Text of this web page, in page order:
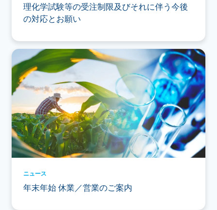
理化学試験等の受注制限及びそれに伴う今後
の対応とお願い
ニュース
年末年始 休業／営業のご案内